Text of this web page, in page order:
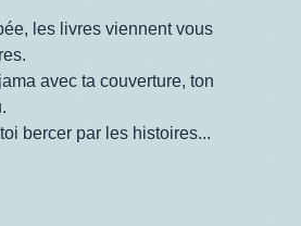
les livres viennent vous
avec ta couverture, ton
bercer par les histoires...